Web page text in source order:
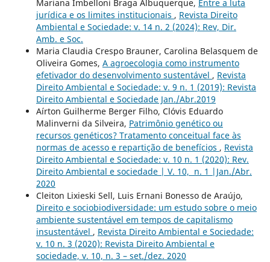
Mariana Imbelloni Braga Albuquerque, Entre a luta
jurídica e os limites institucionais , Revista Direito
Ambiental e Sociedade: v. 14 n. 2 (2024): Rev, Dir.
Amb. e Soc.
Maria Claudia Crespo Brauner, Carolina Belasquem de
Oliveira Gomes, A agroecologia como instrumento
efetivador do desenvolvimento sustentável , Revista
Direito Ambiental e Sociedade: v. 9 n. 1 (2019): Revista
Direito Ambiental e Sociedade Jan./Abr.2019
Aírton Guilherme Berger Filho, Clóvis Eduardo
Malinverni da Silveira, Patrimônio genético ou
recursos genéticos? Tratamento conceitual face às
normas de acesso e repartição de benefícios , Revista
Direito Ambiental e Sociedade: v. 10 n. 1 (2020): Rev.
Direito Ambiental e sociedade | V. 10, n. 1 |Jan./Abr.
2020
Cleiton Lixieski Sell, Luis Ernani Bonesso de Araújo,
Direito e sociobiodiversidade: um estudo sobre o meio
ambiente sustentável em tempos de capitalismo
insustentável , Revista Direito Ambiental e Sociedade:
v. 10 n. 3 (2020): Revista Direito Ambiental e
sociedade, v. 10, n. 3 – set./dez. 2020